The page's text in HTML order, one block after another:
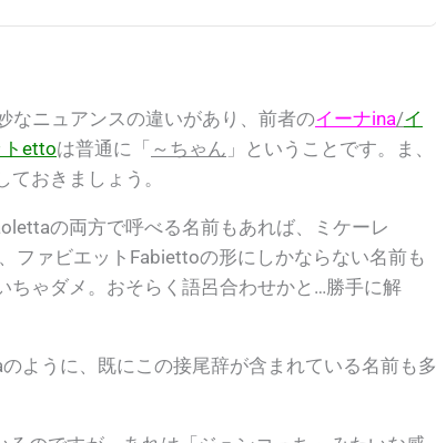
なニュアンスの違いがあり、前者のイーナina/イ
トettoは普通に 「 ～ちゃん 」
ということです。ま、
おきましょう。
の両方で呼べる名前もあれば、ミケーレ
ファビエットFabiettoの形にしかならない名前も
ちゃダメ。おそらく語呂合わせかと…勝手に解
ように、既にこの接尾辞が含まれている名前も多